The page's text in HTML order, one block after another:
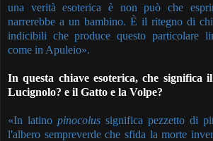
una verità esoterica è non può che
narrerebbe a un bambino. È il ritegno di
indicibili che produce questo particolare
come in Apuleio».
In questa chiave esoterica, che significa
Lucignolo? e il Gatto e la Volpe?
«In latino pinocolus significa pezzetto di
l'albero sempreverde che sfida la morte